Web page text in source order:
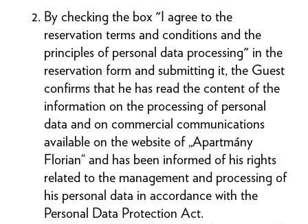
By checking the box "I agree to the
reservation terms and conditions and the
principles of personal data processing" in the
reservation form and submitting it, the Guest
confirms that he has read the content of the
information on the processing of personal
data and on commercial communications
available on the website of „Apartmány
Florian“ and has been informed of his rights
related to the management and processing of
his personal data in accordance with the
Personal Data Protection Act.